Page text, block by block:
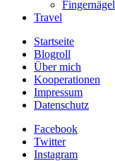
Fingernägel
Travel
Startseite
Blogroll
Über mich
Kooperationen
Impressum
Datenschutz
Facebook
Twitter
Instagram